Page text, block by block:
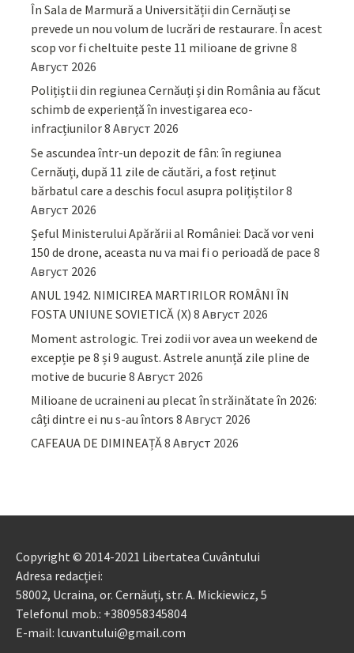
În Sala de Marmură a Universității din Cernăuți se
prevede un nou volum de lucrări de restaurare. În acest
scop vor fi cheltuite peste 11 milioane de grivne 8
Август 2026
Polițiștii din regiunea Cernăuți și din România au făcut
schimb de experiență în investigarea eco-
infracțiunilor8 Август 2026
Se ascundea într-un depozit de fân: în regiunea
Cernăuți, după 11 zile de căutări, a fost reținut
bărbatul care a deschis focul asupra polițiștilor8
Август 2026
Șeful Ministerului Apărării al României: Dacă vor veni
150 de drone, aceasta nu va mai fi o perioadă de pace 8
Август 2026
ANUL 1942. NIMICIREA MARTIRILOR ROMÂNI ÎN
FOSTA UNIUNE SOVIETICĂ (X) 8 Август 2026
Moment astrologic. Trei zodii vor avea un weekend de
excepție pe 8 și 9 august. Astrele anunță zile pline de
motive de bucurie 8 Август 2026
Milioane de ucraineni au plecat în străinătate în 2026:
câți dintre ei nu s-au întors 8 Август 2026
CAFEAUA DE DIMINEAȚĂ8 Август 2026
Copyright © 2014-2021 Libertatea Cuvântului
Adresa redacției:
58002, Ucraina, or. Cernăuți, str. A. Mickiewicz, 5
Telefonul mob.: +380958345804
E-mail: lcuvantului@gmail.com